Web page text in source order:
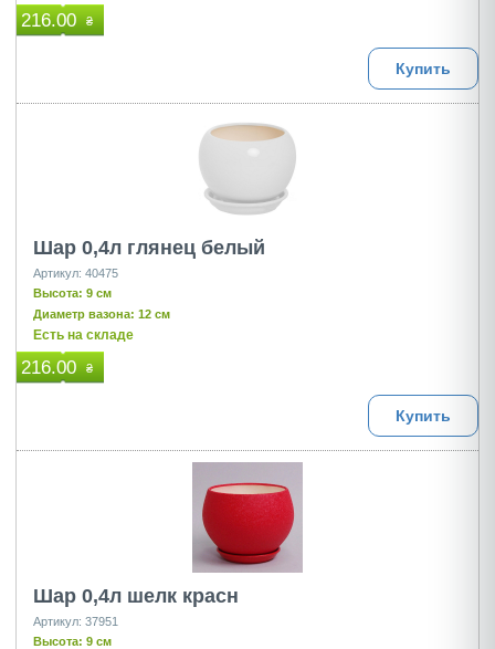
216.00 ₴
Купить
Шар 0,4л глянец белый
Артикул: 40475
Высота: 9 см
Диаметр вазона: 12 см
Есть на складе
216.00 ₴
Купить
Шар 0,4л шелк красн
Артикул: 37951
Высота: 9 см